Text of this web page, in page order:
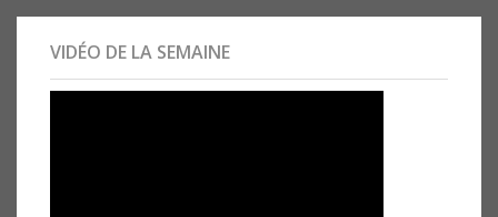
VIDÉO DE LA SEMAINE